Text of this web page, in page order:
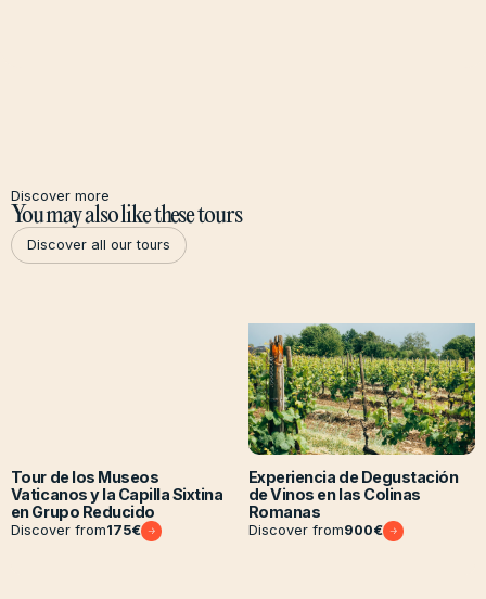
Discover more
You may also like these tours
Discover all our tours
Discover all our tours
Tour de los Museos
Vaticanos y la Capilla Sixtina
en Grupo Reducido
Discover from175€
Experiencia de Degustación
de Vinos en las Colinas
Romanas
Discover from900€